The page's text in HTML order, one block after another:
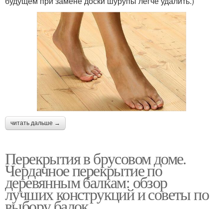
читать дальше →
Перекрытия в брусовом доме.
Чердачное перекрытие по
деревянным балкам: обзор
лучших конструкций и советы по